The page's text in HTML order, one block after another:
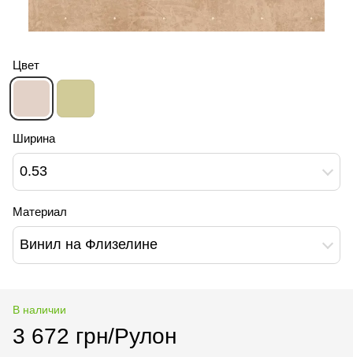
Цвет
Ширина
0.53
Материал
Винил на Флизелине
В наличии
3 672 грн/Рулон